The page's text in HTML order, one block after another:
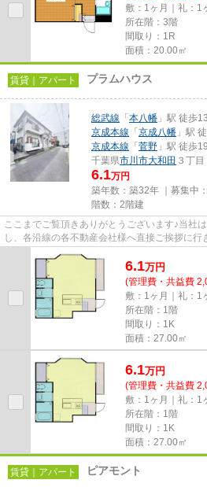
敷：1ヶ月｜礼：1
所在階：3階
間取り：1R
面積：20.00㎡
賃貸｜アパート プラムハウス
総武線 「 本八幡 」駅 徒歩
京成本線 「 京成八幡 」駅
京成本線 「 菅野 」駅 徒歩
千葉県市川市大和田 ３丁目
6.1万円
築年数：築32年 ｜募集中：
階数：2階建
ここまでご覧頂きありがとうございます♪当社
し、各沿線の各不動産会社様へ直接ご挨拶に
しております！最新の情報は...
6.1万円
(管理費・共益費
敷：1ヶ月｜礼：1
所在階：1階
間取り：1K
面積：27.00㎡
6.1万円
(管理費・共益費
敷：1ヶ月｜礼：1
所在階：1階
間取り：1K
面積：27.00㎡
賃貸｜アパート ピアモント